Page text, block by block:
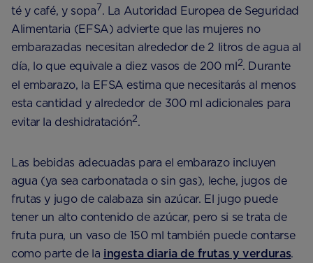
té y café, y sopa7. La Autoridad Europea de Seguridad
Alimentaria (EFSA) advierte que las mujeres no
embarazadas necesitan alrededor de 2 litros de agua al
día, lo que equivale a diez vasos de 200 ml2. Durante
el embarazo, la EFSA estima que necesitarás al menos
esta cantidad y alrededor de 300 ml adicionales para
evitar la deshidratación2.
Las bebidas adecuadas para el embarazo incluyen
agua (ya sea carbonatada o sin gas), leche, jugos de
frutas y jugo de calabaza sin azúcar. El jugo puede
tener un alto contenido de azúcar, pero si se trata de
fruta pura, un vaso de 150 ml también puede contarse
como parte de la ingesta diaria de frutas y verduras.